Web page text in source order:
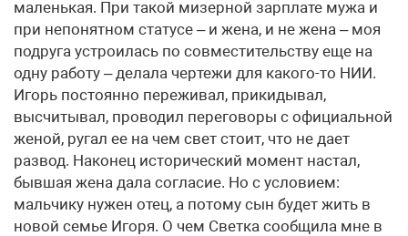
маленькая. При такой мизерной зарплате мужа и
при непонятном статусе – и жена, и не жена – моя
подруга устроилась по совместительству еще на
одну работу – делала чертежи для какого-то НИИ.
Игорь постоянно переживал, прикидывал,
высчитывал, проводил переговоры с официальной
женой, ругал ее на чем свет стоит, что не дает
развод. Наконец исторический момент настал,
бывшая жена дала согласие. Но с условием:
мальчику нужен отец, а потому сын будет жить в
новой семье Игоря. О чем Светка сообщила мне в